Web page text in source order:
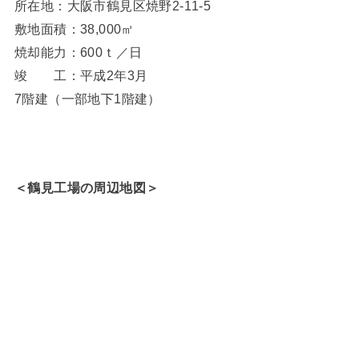
所在地：大阪市鶴見区焼野2-11-5
敷地面積：38,000㎡
焼却能力：600ｔ／日
竣 工：平成2年3月
7階建（一部地下1階建）
＜鶴見工場の周辺地図＞